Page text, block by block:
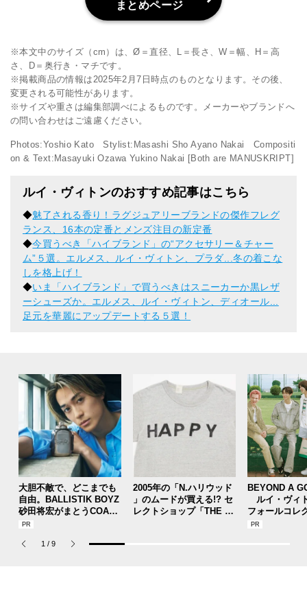
まとめページ
※本文中のサイズ（cm）は、Ø＝直径、L＝長さ、W＝幅、H＝高
さ、D＝奥行き・マチです。
※掲載商品の情報は2025年2月7日時点のものとなります。その後、
変更される可能性があります。
※サイズや重さは編集部調べによるものです。メーカーやブランドへ
の問い合わせはご遠慮ください。
Photos:Yoshio Kato Stylist:Masashi Sho Ayano Nakai Compositi
on & Text:Masayuki Ozawa Yukino Nakai [Both are MANUSKRIPT]
ルイ・ヴィトンのおすすめ記事はこちら
◆魅了される香り！ラグジュアリーブランドの傑作フレグ
ランス、16本の定番とメンズ注目の新定番
◆今買うべき「ハイブランド」の“アクセサリー＆チャー
ム”５選。エルメス、ルイ・ヴィトン、プラダ...冬の着こな
しを格上げ！
◆いま「ハイブランド」で買うべきはスニーカーか黒レザ
ーシューズか。エルメス、ルイ・ヴィトン、ディオール...
足元を華麗にアップデートする５選！
大胆不敵で、どこまでも
自由。BALLISTIK BOYZ
砂田将宏がまとうCOACH
の新作フレグランス「コ
パルファム」
2005年の「N.ハリウッド
」のムードが買える!? セ
レクトショップ「THE T
BEYOND A
ルイ・ヴィ
フォールコレ
描くプレッピ
1 / 9